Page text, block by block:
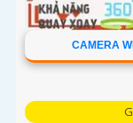
CAMERA